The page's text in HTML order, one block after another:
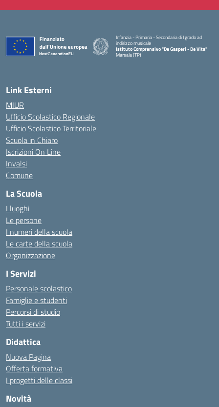
Infanzia - Primaria - Secondaria di I grado ad
indirizzo musicale
Istituto Comprensivo "De Gasperi - De Vita"
Marsala (TP)
Link Esterni
MIUR
Ufficio Scolastico Regionale
Ufficio Scolastico Territoriale
Scuola in Chiaro
Iscrizioni On Line
Invalsi
Comune
La Scuola
I luoghi
Le persone
I numeri della scuola
Le carte della scuola
Organizzazione
I Servizi
Personale scolastico
Famiglie e studenti
Percorsi di studio
Tutti i servizi
Didattica
Nuova Pagina
Offerta formativa
I progetti delle classi
Novità